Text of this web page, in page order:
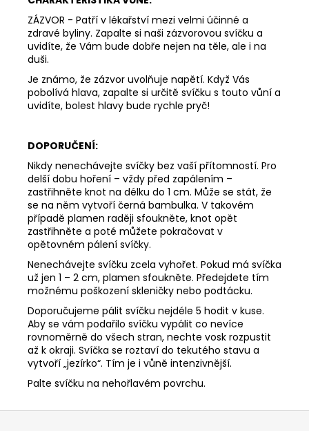
ZÁZVOR - Patří v lékařství mezi velmi účinné a
zdravé byliny. Zapalte si naši zázvorovou svíčku a
uvidíte, že Vám bude dobře nejen na těle, ale i na
duši.
Je známo, že zázvor uvolňuje napětí. Když Vás
pobolívá hlava, zapalte si určitě svíčku s touto vůní a
uvidíte, bolest hlavy bude rychle pryč!
DOPORUČENÍ:
Nikdy nenechávejte svíčky bez vaší přítomností. Pro
delší dobu hoření – vždy před zapálením –
zastřihněte knot na délku do 1 cm. Může se stát, že
se na něm vytvoří černá bambulka. V takovém
případě plamen raději sfoukněte, knot opět
zastřihněte a poté můžete pokračovat v
opětovném pálení svíčky.
Nenechávejte svíčku zcela vyhořet. Pokud má svíčka
už jen 1 – 2 cm, plamen sfoukněte. Předejdete tím
možnému poškození skleničky nebo podtácku.
Doporučujeme pálit svíčku nejdéle 5 hodit v kuse.
Aby se vám podařilo svíčku vypálit co nevíce
rovnoměrně do všech stran, nechte vosk rozpustit
až k okraji. Svíčka se roztaví do tekutého stavu a
vytvoří „jezírko“. Tím je i vůně intenzivnější.
Palte svíčku na nehořlavém povrchu.
312
Kč
Z